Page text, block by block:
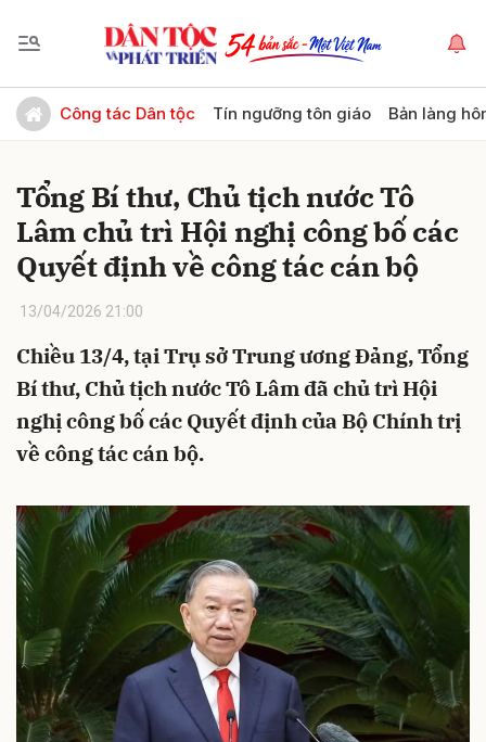
Công tác Dân tộc Tín ngưỡng tôn giáo Bản làng
Tổng Bí thư, Chủ tịch nước Tô
Lâm chủ trì Hội nghị công bố các
Quyết định về công tác cán bộ
13/04/2026 21:00
Chiều 13/4, tại Trụ sở Trung ương Đảng, Tổng
Bí thư, Chủ tịch nước Tô Lâm đã chủ trì Hội
nghị công bố các Quyết định của Bộ Chính trị
về công tác cán bộ.
Gửi bình luận